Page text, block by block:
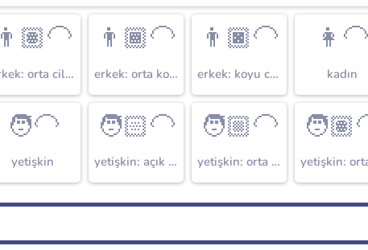
👨🏽‍🦲
erkek: orta cilt tonu
👨🏾‍🦲
erkek: orta koyu cilt tonu
👨🏿‍🦲
erkek: koyu cilt tonu
👩‍🦲
kadın
🧑‍🦲
yetişkin
🧑🏻‍🦲
yetişkin: açık cilt tonu
🧑🏼‍🦲
yetişkin: orta açık cilt tonu